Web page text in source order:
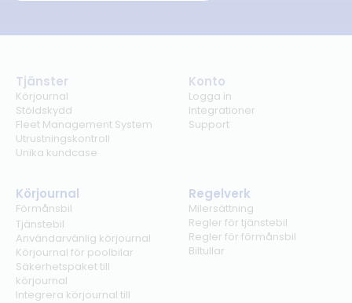
Tjänster
Körjournal
Stöldskydd
Fleet Management System
Utrustningskontroll
Unika kundcase
Konto
Logga in
Integrationer
Support
Körjournal
Förmånsbil
Tjänstebil
Användarvänlig körjournal
Körjournal för poolbilar
Säkerhetspaket till
körjournal
Integrera körjournal till
Regelverk
Milersättning
Regler för tjänstebil
Regler för förmånsbil
Biltullar